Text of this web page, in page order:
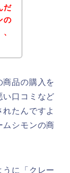
だ
の
商品の購入を
い口コミなど
たんですよ
ムシモンの商
うに「クレー